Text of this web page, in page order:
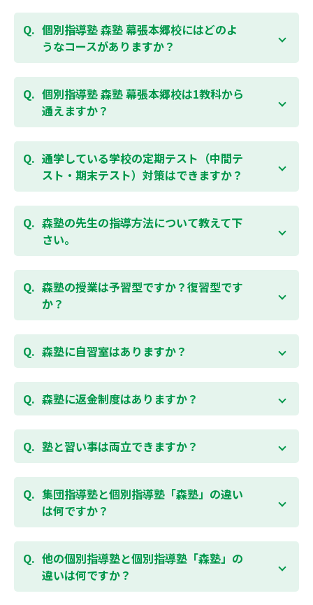
通常期には最大1ヶ月の無料体験を受付しておりま
す。また、春休み、夏休み、冬休みの講習では「4日
間～5日間の無料体験」授業を受けていただくことが
可能です。個別指導塾 森塾 幕張本郷校の無料体験につ
ます。
個別指導塾 森塾 幕張本郷校にはどのよ
うなコースがありますか？
個別指導塾 森塾 幕張本郷校では、小学生・中学生・
高校生のコースがあり、それぞれ学校のテストの点数
アップを目的としたコースとなっております。その
他、小学生用の英検®対策や、基礎学力を身につける
で、詳細は校舎にお問合わせください。
お問合わせはこちら
個別指導塾 森塾 幕張本郷校は1教科から
通えますか？
はい、1教科、週1日から受講いただけます。自分から
勉強できる習慣をつけるために最初は1から2教科での
受講をおすすめしております。まずはお気軽にご相談
ください。
ご相談（お問合わせ）はこちら
通学している学校の定期テスト（中間テ
スト・期末テスト）対策はできますか？
お子様お一人おひとりの学校進度やテスト範囲にあわ
せて授業をすすめますので、定期テスト対策に繋がり
ます。森塾では、テスト直前に自分の予定にあわせ
て、テスト対策授業の追加ができます。 受講中の科目
ど）も可能です。 普段忙しくてなかなか手が回らない
科目も、テスト前に集中して対策できると好評です。
森塾の先生の指導方法について教えて下
さい。
「質量ともに日本一」と自負する研修制度を受け、知
識や教え方を習得した先生が、一人ひとりの能力、個
性に合わせて個別指導いたします。先生とお子様の相
性を大切にするために、相性が合わなければ先生変更
森塾の授業は予習型ですか？復習型です
か？
春期・夏期等の講習以外では森塾の授業は学校で習っ
たところを教える「復習型授業」ではなく、塾で習っ
のが楽しくなります。
勉強が楽しくなるとテストの成績が上がり、テストの
様の成績アップを目指しましょう！まずは無料授業体
験を！
無料体験はこちら
森塾に自習室はありますか？
各校舎に完備しています。
空いている時間があれば、学校の授業の予習や宿題、
森塾に返金制度はありますか？
森塾では保護者様に「安心して」入塾をご検討いただ
くために、ご入塾後4回授業を受けられるまでに入塾
「全額」を返金させていただく「返金制度」をご用意
しております。
塾と習い事は両立できますか？
森塾は個別指導ですので、時間や曜日を自由に選択す
ることができます。そのため、部活やすでにお通いの
習い事などと無理なく両立することができます。
集団指導塾と個別指導塾「森塾」の違い
は何ですか？
集団指導塾は多人数の生徒に対して授業を行う学校の
授業と似たスタイルでの指導となりますが、個別指導
塾の森塾は一人ひとりの学習スピードに合わせて個別
に指導します。
他の個別指導塾と個別指導塾「森塾」の
違いは何ですか？